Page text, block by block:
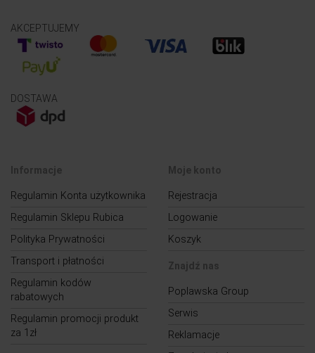
AKCEPTUJEMY
DOSTAWA
Informacje
Regulamin Konta użytkownika
Regulamin Sklepu Rubica
Polityka Prywatności
Transport i płatności
Regulamin kodów
rabatowych
Regulamin promocji produkt
za 1zł
Moje konto
Rejestracja
Logowanie
Koszyk
Znajdź nas
Poplawska Group
Serwis
Reklamacje